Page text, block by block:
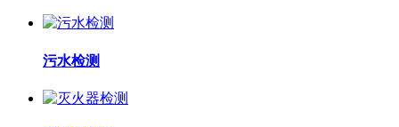
污水检测